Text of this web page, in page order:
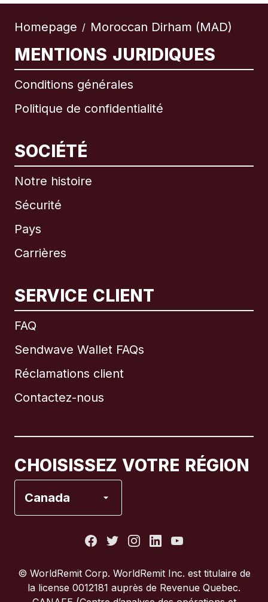
Homepage / Moroccan Dirham (MAD)
MENTIONS JURIDIQUES
Conditions générales
Politique de confidentialité
SOCIÉTÉ
Notre histoire
Sécurité
Pays
Carrières
SERVICE CLIENT
FAQ
Sendwave Wallet FAQs
Réclamations client
Contactez-nous
CHOISISSEZ VOTRE RÉGION
Canada
International English
Brésil
Italie
© WorldRemit Corp.‍ WorldRemit Inc. est titulaire de
la license 0012181 auprès de Revenue Quebec.